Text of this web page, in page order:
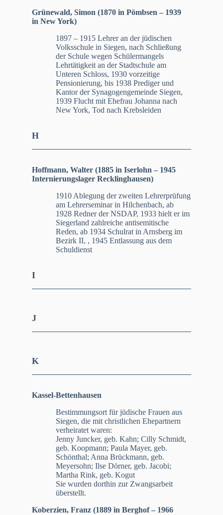
Grünewald, Simon (1870 in Pömbsen – 1939
in New York)
1897 – 1915 Lehrer an der jüdischen
Volksschule in Siegen, nach Schließung
der Schule wegen Schülermangels
Lehrtätigkeit an der Stadtschule am
Unteren Schloss, 1930 vorzeitige
Pensionierung, bis 1938 Prediger und
Kantor der Synagogengemeinde Siegen,
1939 Flucht mit Ehefrau Johanna nach
New York, Tod nach Krebsleiden
H
Hoffmann, Walter (1885 in Iserlohn – 1945
Internierungslager Recklinghausen)
1910 Ablegung der zweiten Lehrerprüfung
am Lehrerseminar in Hilchenbach, ab
1928 Redner der NSDAP, 1933 hielt er im
Siegerland zahlreiche antisemitische
Reden, ab 1934 Schulrat in Arnsberg im
Bezirk II, , 1945 Entlassung aus dem
Schuldienst
I
J
K
Kassel-Bettenhausen
Bestimmungsort für jüdische Frauen aus
Siegen, die mit christlichen Ehepartnern
verheiratet waren:
Jenny Juncker, geb. Kahn; Cilly Schmidt,
geb. Koopmann; Paula Mayer, geb.
Schönthal; Anna Brückmann, geb.
Meyersohn; Ilse Dörner, geb. Jacobi;
Martha Rink, geb. Kogut
Sie wurden dorthin zur Zwangsarbeit
überstellt.
Koberzien, Franz (1889 in Berghof – 1966